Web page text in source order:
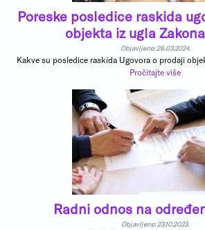
Poreske posledice raskida
objekta iz ugla
Objavljeno: 28.03.2024.
Kakve su posledice raskida Ugovora o prodaji
Pročitajte više
Radni odnos na
Objavljeno: 23.10.2023.